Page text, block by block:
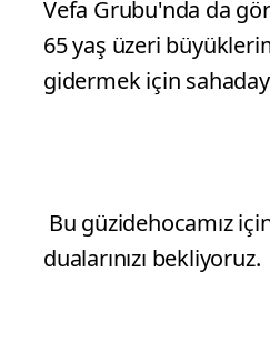
Vefa Grubu'nda da
65 yaş üzeri
gidermek için
Bu güzidehocamız
dualarınızı bekliyoruz.